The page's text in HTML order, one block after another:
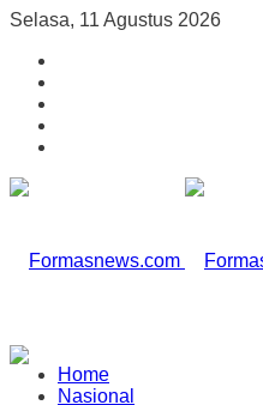
Selasa, 11 Agustus 2026
Home
Nasional